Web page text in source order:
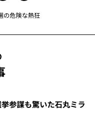
の危険な熱狂
参謀も驚いた石丸ミラ